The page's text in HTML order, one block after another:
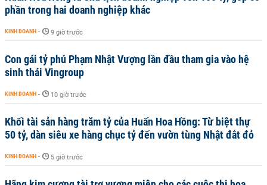
phần trong hai doanh nghiệp khác
KINH DOANH - 9 giờ trước
Con gái tỷ phú Phạm Nhật Vượng lần đầu tham gia vào hệ
sinh thái Vingroup
KINH DOANH - 10 giờ trước
Khối tài sản hàng trăm tỷ của Huấn Hoa Hồng: Từ biệt thự
50 tỷ, dàn siêu xe hàng chục tỷ đến vườn tùng Nhật đắt đỏ
KINH DOANH - 5 giờ trước